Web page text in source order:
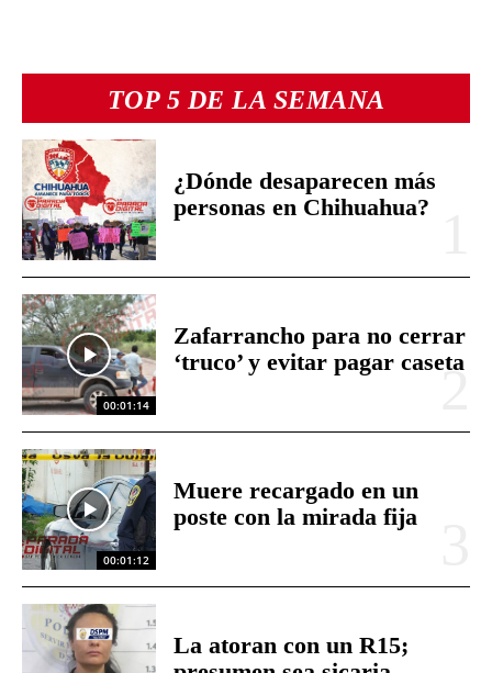
TOP 5 DE LA SEMANA
¿Dónde desaparecen más
personas en Chihuahua?
00:01:14
Zafarrancho para no cerrar
‘truco’ y evitar pagar caseta
00:01:12
Muere recargado en un
poste con la mirada fija
La atoran con un R15;